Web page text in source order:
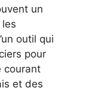
un
outil qui
pour
courant
et des